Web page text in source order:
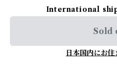
International
Sold
日本国内にお